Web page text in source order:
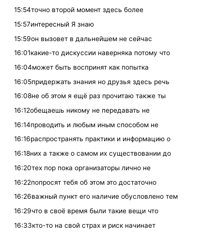
15:54точно второй момент здесь более
15:57интересный Я знаю
15:59он вызовет в дальнейшем не сейчас
16:01какие-то дискуссии наверняка потому что
16:04может быть воспринят как попытка
16:05придержать знания но друзья здесь речь
16:08не об этом я ещё раз прочитаю также ты
16:12обещаешь никому не передавать не
16:14проводить и любым иным способом не
16:16распространять практики и информацию о
16:18них а также о самом их существовании до
16:20тех пор пока организаторы лично не
16:22попросят тебя об этом это достаточно
16:26важный пункт его наличие обусловлено тем
16:29что в своё время были такие вещи что
16:33кто-то на свой страх и риск начинает